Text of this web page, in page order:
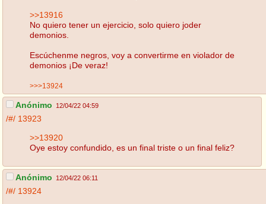
>>13916
No quiero tener un ejercicio, solo quiero joder
demonios.
Escúchenme negros, voy a convertirme en violador de
demonios ¡De veraz!
>>>13924
Anónimo 12/04/22 04:59
/#/ 13923
>>13920
Oye estoy confundido, es un final triste o un final feliz?
Anónimo 12/04/22 06:11
/#/ 13924